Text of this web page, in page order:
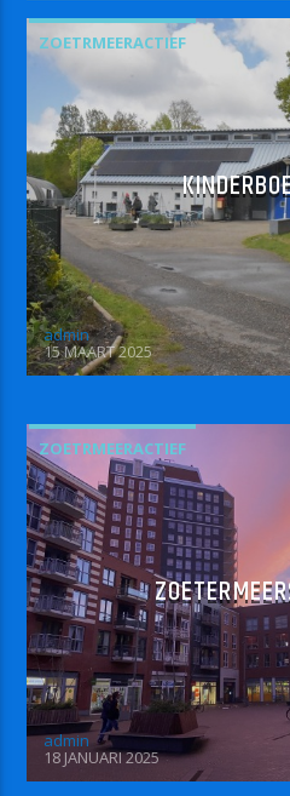
ZOETRMEERACTIEF
admin
15 MAART 2025
ZOETRMEERACTIEF
admin
18 JANUARI 2025